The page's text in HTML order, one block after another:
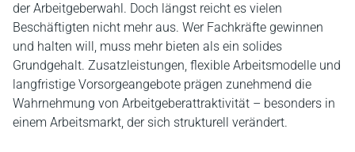
der Arbeitgeberwahl. Doch längst reicht es vielen
Beschäftigten nicht mehr aus. Wer Fachkräfte gewinnen
und halten will, muss mehr bieten als ein solides
Grundgehalt. Zusatzleistungen, flexible Arbeitsmodelle und
langfristige Vorsorgeangebote prägen zunehmend die
Wahrnehmung von Arbeitgeberattraktivität – besonders in
einem Arbeitsmarkt, der sich strukturell verändert.